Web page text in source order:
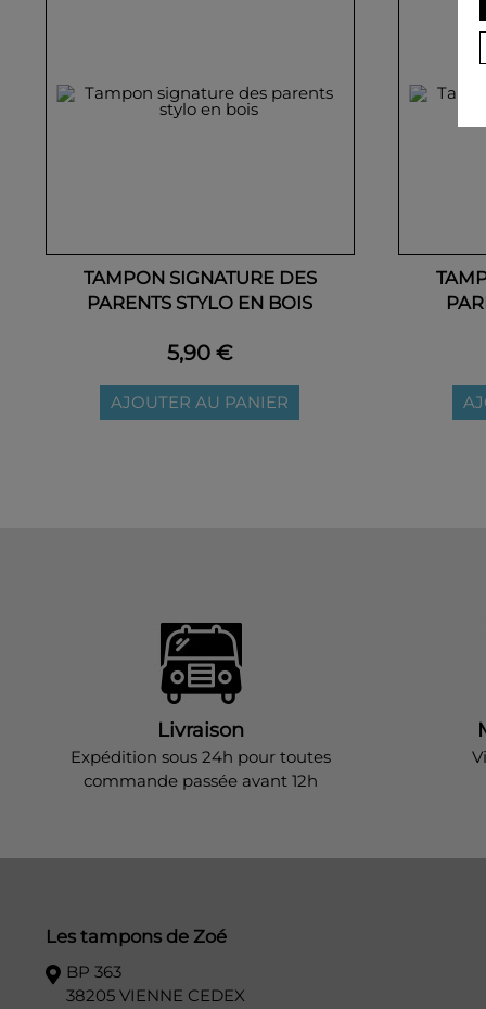
TAMPON SIGNATURE DES
PARENTS STYLO EN BOIS
5,90 €
AJOUTER AU PANIER
Livraison
Expédition sous 24h pour toutes
commande passée avant 12h
Les tampons de Zoé
BP 363
38205 VIENNE CEDEX